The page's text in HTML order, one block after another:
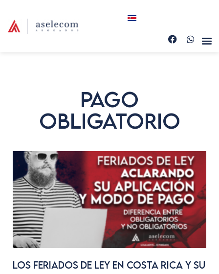
Pago
Obligatorio
LOS FERIADOS DE LEY EN COSTA RICA Y SU